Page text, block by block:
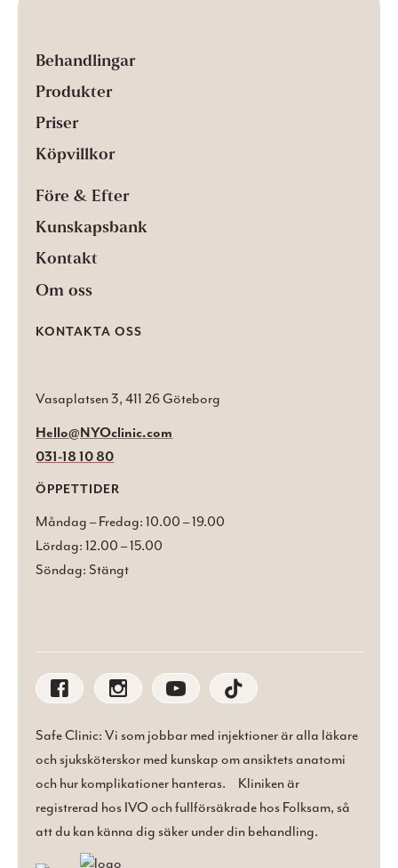
Behandlingar
Produkter
Priser
Köpvillkor
Före & Efter
Kunskapsbank
Kontakt
Om oss
KONTAKTA OSS
Vasaplatsen 3, 411 26 Göteborg
Hello@NYOclinic.com
031-18 10 80
ÖPPETTIDER
Måndag – Fredag: 10.00 – 19.00
Lördag: 12.00 – 15.00
Söndag: Stängt
Safe Clinic: Vi som jobbar med injektioner är alla läkare
och sjuksköterskor med kunskap om ansiktets anatomi
och hur komplikationer hanteras. Kliniken är
registrerad hos IVO och fullförsäkrade hos Folksam, så
att du kan känna dig säker under din behandling.